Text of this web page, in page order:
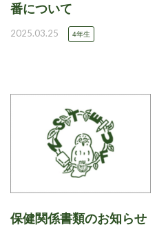
番について
2025.03.25 4年生
保健関係書類のお知らせ